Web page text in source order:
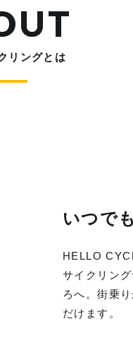
リングとは
いつで
HELLO
サイクリン
ろへ。街乗
だけます。